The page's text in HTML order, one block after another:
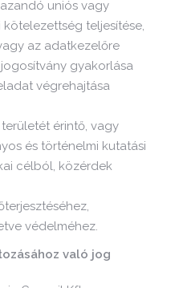
uniós vagy
teljesítése,
az adatkezelőre
gyakorlása
végrehajtása
érintő, vagy
és történelmi kutatási
célból, közérdek
védelméhez.
való jog